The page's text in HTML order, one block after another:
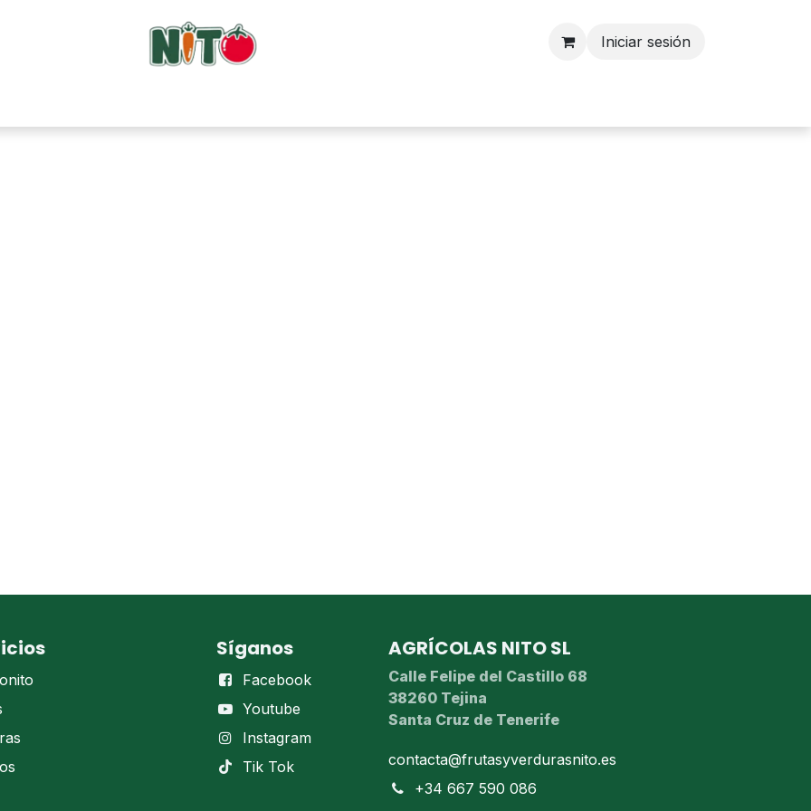
Iniciar sesión
Síganos
Facebook
Youtube
Instagram
Tik Tok
AGRÍCOLAS NITO SL
Calle Felipe del Castillo 68
38260 Tejina
Santa Cruz de Tenerife
contacta@frutasyverdurasnito.es
+34 667 590 086